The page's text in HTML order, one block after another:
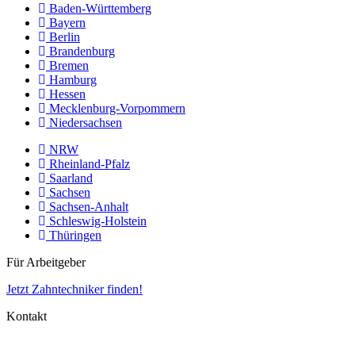
Baden-Württemberg
Bayern
Berlin
Brandenburg
Bremen
Hamburg
Hessen
Mecklenburg-Vorpommern
Niedersachsen
NRW
Rheinland-Pfalz
Saarland
Sachsen
Sachsen-Anhalt
Schleswig-Holstein
Thüringen
Für Arbeitgeber
Jetzt Zahntechniker finden!
Kontakt